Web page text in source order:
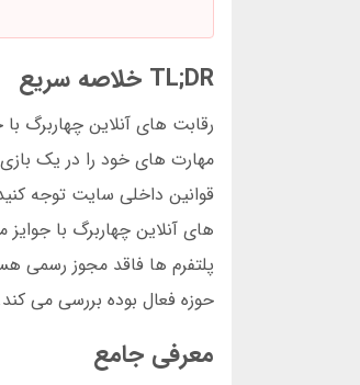
TL;DR خلاصه سریع
رقابت های آنلاین چهاربرگ
مهارت های خود را در یک
قوانین داخلی سایت توجه
های آنلاین چهاربرگ با
پلتفرم ها فاقد مجوز رسمی
حوزه فعال بوده بررسی می
معرفی جامع